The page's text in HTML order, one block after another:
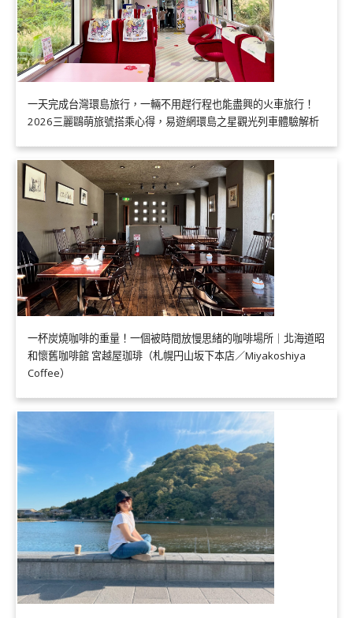
一天完成台灣環島旅行，一輛不用趕行程也能盡興的火車旅行！
2026三麗鷗萌旅號搭乘心得，易遊網環島之星觀光列車體驗解析
一杯炭燒咖啡的重量！一個被時間放慢思緒的咖啡場所｜北海道昭
和懷舊咖啡館 宮越屋珈琲（札幌円山坂下本店／Miyakoshiya
Coffee）